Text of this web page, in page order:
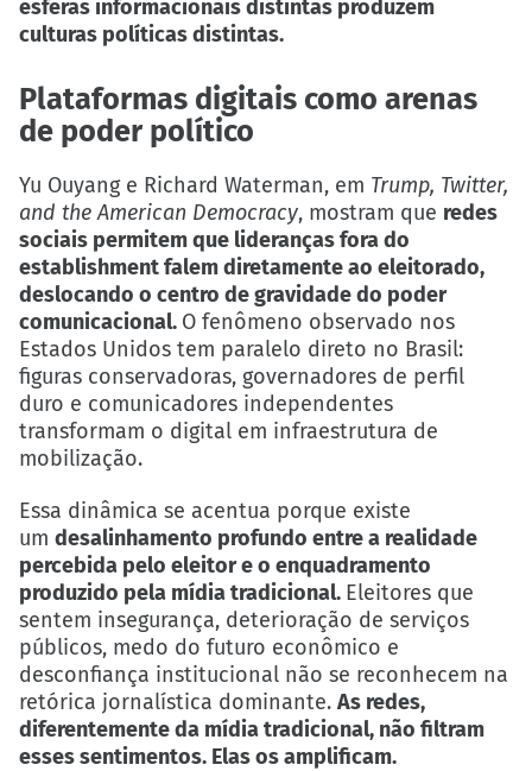
esferas informacionais distintas produzem
culturas políticas distintas.
Plataformas digitais como arenas
de poder político
Yu Ouyang e Richard Waterman, em Trump, Twitter,
and the American Democracy, mostram que redes
sociais permitem que lideranças fora do
establishment falem diretamente ao eleitorado,
deslocando o centro de gravidade do poder
comunicacional. O fenômeno observado nos
Estados Unidos tem paralelo direto no Brasil:
figuras conservadoras, governadores de perfil
duro e comunicadores independentes
transformam o digital em infraestrutura de
mobilização.
Essa dinâmica se acentua porque existe
um desalinhamento profundo entre a realidade
percebida pelo eleitor e o enquadramento
produzido pela mídia tradicional. Eleitores que
sentem insegurança, deterioração de serviços
públicos, medo do futuro econômico e
desconfiança institucional não se reconhecem na
retórica jornalística dominante. As redes,
diferentemente da mídia tradicional, não filtram
esses sentimentos. Elas os amplificam.